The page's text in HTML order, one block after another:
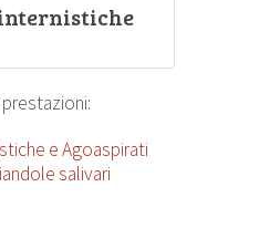
e Agoaspirati
salivari